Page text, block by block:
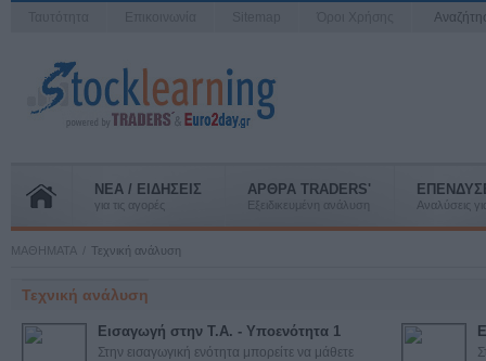
ΝΕΑ / ΕΙΔΗΣΕΙΣ
για τις αγορές
ΑΡΘΡΑ TRADERS'
Εξειδικευμένη ανάλυση Αναλύσεις
ΜΑΘΗΜΑΤΑ Τεχνική ανάλυση
Τεχνική ανάλυση
Εισαγωγή στην Τ.Α. - Υποενότητα 1
Στην εισαγωγική ενότητα μπορείτε να μάθετε